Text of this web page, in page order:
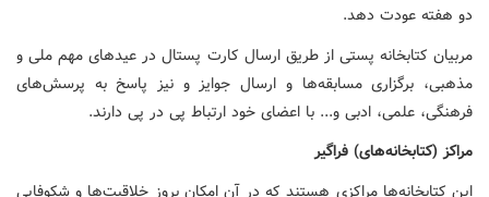
دو هفته عودت دهد.
مربیان کتابخانه پستی از طریق ارسال کارت پستال در عیدهای مهم ملی و
مذهبی، برگزاری مسابقه‌ها و ارسال جوایز و نیز پاسخ به پرسش‌های
فرهنگی، علمی، ادبی و... با اعضای خود ارتباط پی در پی دارند.
مراکز (کتابخانه‌های) فراگیر
این کتابخانه‌ها مراکزی هستند که در آن امکان بروز خلاقیت‌ها و شکوفایی